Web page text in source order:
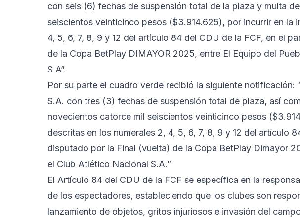
con seis (6) fechas de suspensión total de la plaza y multa
seiscientos veinticinco pesos ($3.914.625), por incurrir en la
4, 5, 6, 7, 8, 9 y 12 del artículo 84 del CDU de la FCF, en el
de la Copa BetPlay DIMAYOR 2025, entre El Equipo del
S.A”.
Por su parte el cuadro verde recibió la siguiente notificación:
S.A. con tres (3) fechas de suspensión total de plaza, así
novecientos catorce mil seiscientos veinticinco pesos
descritas en los numerales 2, 4, 5, 6, 7, 8, 9 y 12 del artículo
disputado por la Final (vuelta) de la Copa BetPlay Dimayor
el Club Atlético Nacional S.A.”
El Artículo 84 del CDU de la FCF se específica en la
de los espectadores, estableciendo que los clubes son
lanzamiento de objetos, gritos injuriosos e invasión del